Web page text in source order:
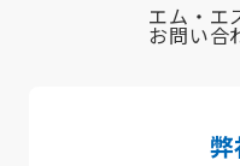
エム・エ
お問い合
弊